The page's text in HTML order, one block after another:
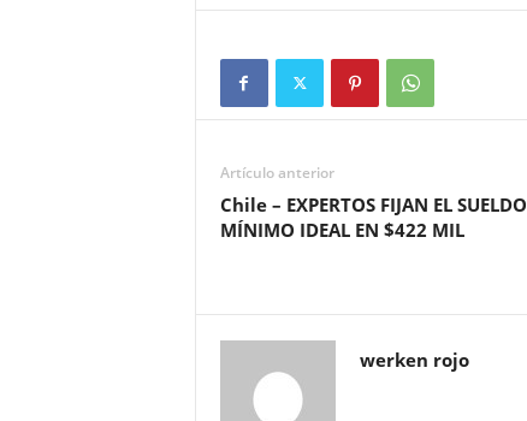
Artículo anterior
Chile – EXPERTOS FIJAN EL SUELDO
MÍNIMO IDEAL EN $422 MIL
werken rojo